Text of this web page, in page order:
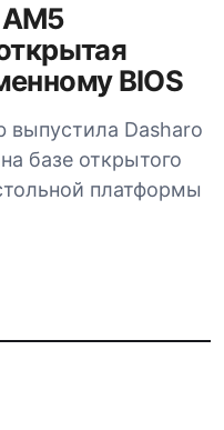
BIOS
выпустила Dasharo
базе открытого
платформы